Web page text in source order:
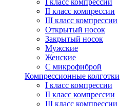
I класс компрессии
II класс компрессии
III класс компрессии
Открытый носок
Закрытый носок
Мужские
Женские
С микрофиброй
Компрессионные колготки
I класс компрессии
II класс компрессии
III класс компрессии